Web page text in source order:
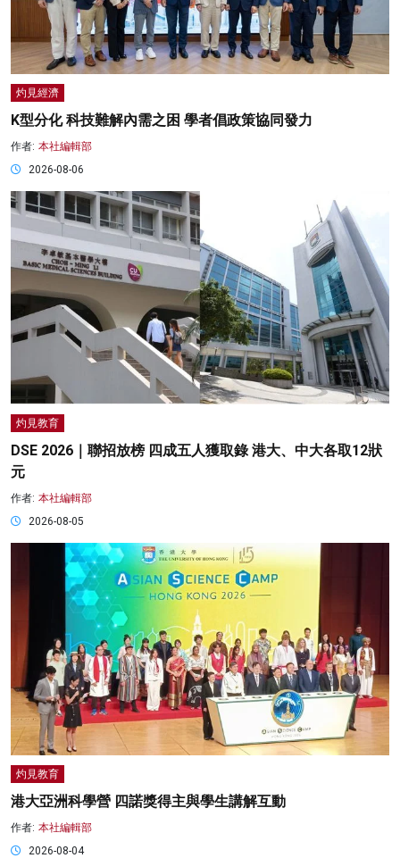
灼見經濟
K型分化 科技難解內需之困 學者倡政策協同發力
作者: 本社編輯部
2026-08-06
灼見教育
DSE 2026｜聯招放榜 四成五人獲取錄 港大、中大各取12狀
元
作者: 本社編輯部
2026-08-05
灼見教育
港大亞洲科學營 四諾獎得主與學生講解互動
作者: 本社編輯部
2026-08-04